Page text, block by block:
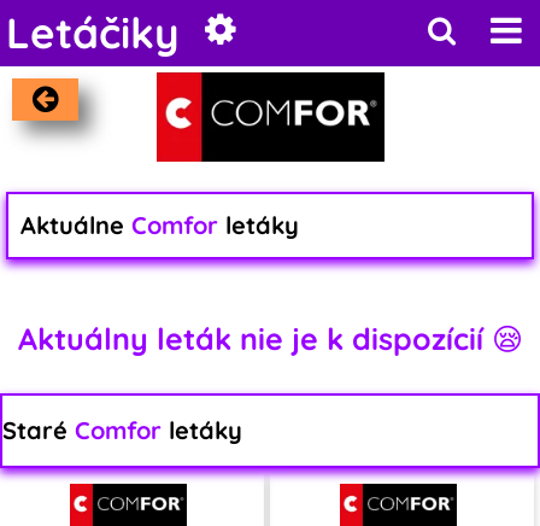
Letáčiky
Aktuálne Comfor letáky
Aktuálny leták nie je k dispozícií 😪
Staré Comfor letáky